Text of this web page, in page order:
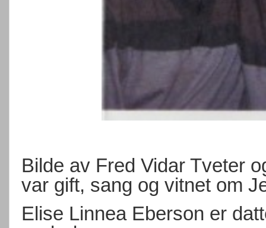
Bilde av Fred Vidar Tveter
var gift, sang og vitnet om
Elise Linnea Eberson er